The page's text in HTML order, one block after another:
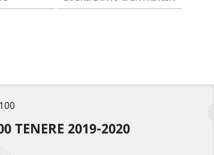
TENERE 2019-2020